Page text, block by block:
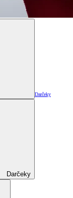
Darčeky
Darčeky